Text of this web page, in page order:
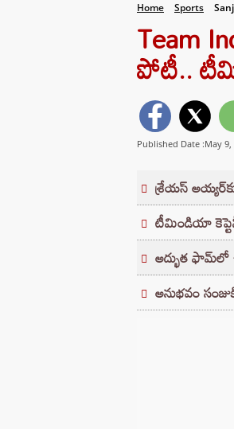
Home Sports
Team
పోటీ..
Published Date :May 9,
శ్రేయస్
టీమిండియా
అద్భుత ఫామ్‌లో
అనుభవం